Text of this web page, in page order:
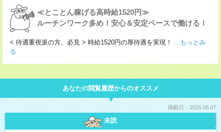
≪とことん稼げる高時給1520円≫
ルーチンワーク多め！安心＆安定ペースで働ける！
< 待遇重視派の方、必見 > 時給1520円の厚待遇を実現！
...もっとみ
る
あなたの閲覧履歴からのオススメ
掲載日：2026.08.07
未読